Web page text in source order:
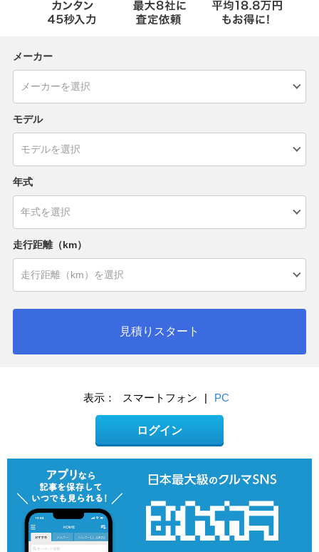
メーカー
モデル
年式
走行距離（km）
見積りスタート
表示： スマートフォン PC
ログイン